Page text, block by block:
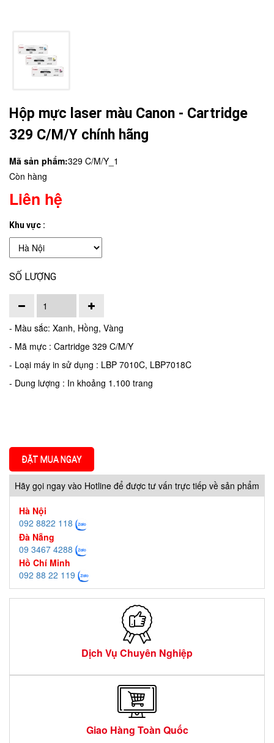
Hộp mực laser màu Canon - Cartridge
329 C/M/Y chính hãng
Mã sản phẩm:329 C/M/Y_1
Còn hàng
Liên hệ
Khu vực :
SỐ LƯỢNG
- Màu sắc: Xanh, Hồng, Vàng
- Mã mực : Cartridge 329 C/M/Y
- Loại máy in sử dụng : LBP 7010C, LBP7018C
- Dung lượng : In khoảng 1.100 trang
ĐẶT MUA NGAY
Hãy gọi ngay vào Hotline để được tư vấn trực tiếp về sản phẩm
Hà Nội
092 8822 118
Đà Nẵng
09 3467 4288
Hồ Chí Minh
092 88 22 119
Dịch Vụ Chuyên Nghiệp
Giao Hàng Toàn Quốc